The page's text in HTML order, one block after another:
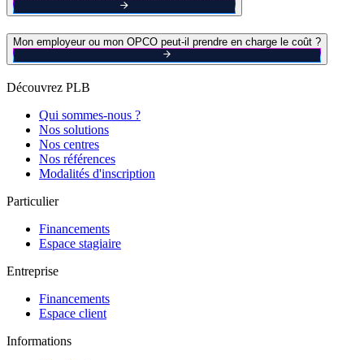
Mon employeur ou mon OPCO peut-il prendre en charge le coût ?
Découvrez PLB
Qui sommes-nous ?
Nos solutions
Nos centres
Nos références
Modalités d'inscription
Particulier
Financements
Espace stagiaire
Entreprise
Financements
Espace client
Informations